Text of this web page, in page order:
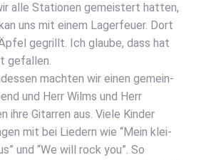
alle Sta­tio­nen gemeis­tert hat­ten,
uns mit einem Lager­feu­er. Dort
gegrillt. Ich glau­be, dass hat
gefal­len.
mach­ten wir einen gemein­
und Herr Wilms und Herr
ihre Gitar­ren aus. Vie­le Kin­der
mit bei Lie­dern wie “Mein klei­
und “We will rock you”. So